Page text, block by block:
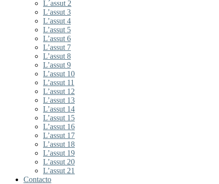
L´assut 2
L’assut 3
L’assut 4
L’assut 5
L’assut 6
L’assut 7
L’assut 8
L’assut 9
L’assut 10
L’assut 11
L’assut 12
L’assut 13
L’assut 14
L’assut 15
L’assut 16
L’assut 17
L’assut 18
L’assut 19
L’assut 20
L’assut 21
Contacto